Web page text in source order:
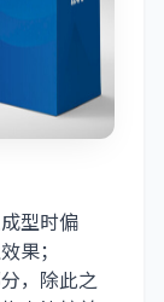
型时偏
果；
，除此之